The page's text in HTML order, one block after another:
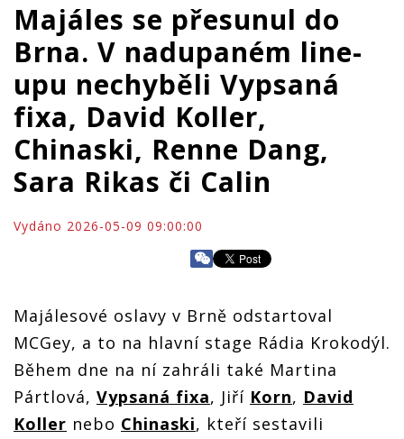
Majáles se přesunul do
Brna. V nadupaném line-
upu nechyběli Vypsaná
fixa, David Koller,
Chinaski, Renne Dang,
Sara Rikas či Calin
Vydáno 2026-05-09 09:00:00
Majálesové oslavy v Brně odstartoval
MCGey, a to na hlavní stage Rádia Krokodýl.
Během dne na ní zahráli také Martina
Pártlová, Vypsaná fixa, Jiří Korn, David
Koller nebo Chinaski, kteří sestavili